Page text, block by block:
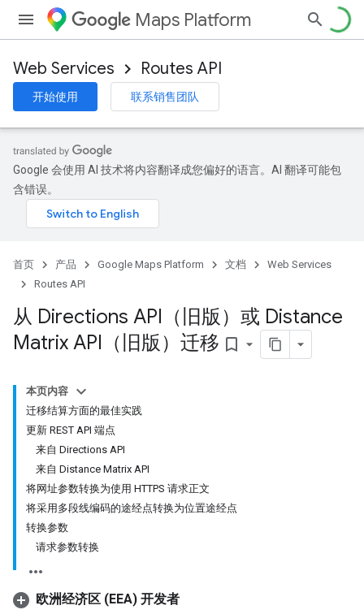
Maps Platform
Web Services Routes API
开始使用 联系销售团队
Google 会使用 AI 技术将内容翻译成您偏好的语言。AI 翻译可能包
含错误。
首页 产品 Google Maps Platform 文档
Web Services
Routes API
从 Directions API（旧版）或 Distance
Matrix API（旧版）迁移 bookmark_border
本页内容
迁移结算方面的最佳实践
更新 REST API 端点
来自 Directions API
来自 Distance Matrix API
将网址参数转换为使用 HTTPS 请求正文
将采用多段线编码的途经点转换为位置途经点
转换参数
请求参数转换
欧洲经济区 (EEA) 开发者